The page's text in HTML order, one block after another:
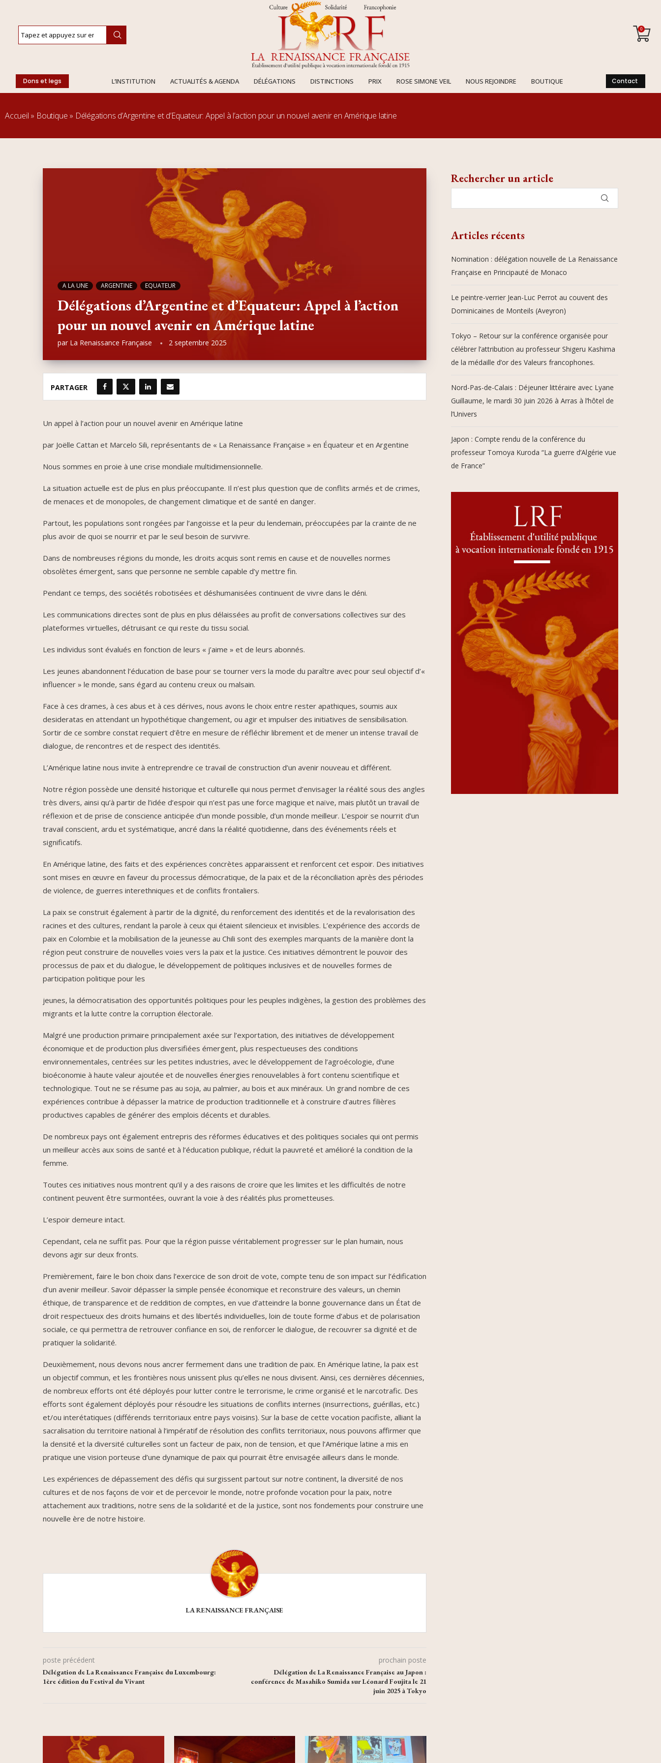
0
Dons et legs L’INSTITUTION ACTUALITÉS & AGENDA DÉLÉGATIONS DISTINCTIONS PRIX ROSE SIMONE VEIL NOUS REJOINDRE BOUTIQUE Contact
Accueil » Boutique » Délégations d’Argentine et d’Equateur: Appel à l’action pour un nouvel avenir en Amérique latine
A LA UNE ARGENTINE EQUATEUR
Délégations d’Argentine et d’Equateur: Appel à l’action
pour un nouvel avenir en Amérique latine
par La Renaissance Française 2 septembre 2025
PARTAGER
Un appel à l’action pour un nouvel avenir en Amérique latine
par Joëlle Cattan et Marcelo Sili, représentants de « La Renaissance Française » en Équateur et en Argentine
Nous sommes en proie à une crise mondiale multidimensionnelle.
La situation actuelle est de plus en plus préoccupante. Il n’est plus question que de conflits armés et de crimes,
de menaces et de monopoles, de changement climatique et de santé en danger.
Partout, les populations sont rongées par l’angoisse et la peur du lendemain, préoccupées par la crainte de ne
plus avoir de quoi se nourrir et par le seul besoin de survivre.
Dans de nombreuses régions du monde, les droits acquis sont remis en cause et de nouvelles normes
obsolètes émergent, sans que personne ne semble capable d’y mettre fin.
Pendant ce temps, des sociétés robotisées et déshumanisées continuent de vivre dans le déni.
Les communications directes sont de plus en plus délaissées au profit de conversations collectives sur des
plateformes virtuelles, détruisant ce qui reste du tissu social.
Les individus sont évalués en fonction de leurs « j’aime » et de leurs abonnés.
Les jeunes abandonnent l’éducation de base pour se tourner vers la mode du paraître avec pour seul objectif d’«
influencer » le monde, sans égard au contenu creux ou malsain.
Face à ces drames, à ces abus et à ces dérives, nous avons le choix entre rester apathiques, soumis aux
desideratas en attendant un hypothétique changement, ou agir et impulser des initiatives de sensibilisation.
Sortir de ce sombre constat requiert d’être en mesure de réfléchir librement et de mener un intense travail de
dialogue, de rencontres et de respect des identités.
L’Amérique latine nous invite à entreprendre ce travail de construction d’un avenir nouveau et différent.
Notre région possède une densité historique et culturelle qui nous permet d’envisager la réalité sous des angles
très divers, ainsi qu’à partir de l’idée d’espoir qui n’est pas une force magique et naïve, mais plutôt un travail de
réflexion et de prise de conscience anticipée d’un monde possible, d’un monde meilleur. L’espoir se nourrit d’un
travail conscient, ardu et systématique, ancré dans la réalité quotidienne, dans des événements réels et
significatifs.
En Amérique latine, des faits et des expériences concrètes apparaissent et renforcent cet espoir. Des initiatives
sont mises en œuvre en faveur du processus démocratique, de la paix et de la réconciliation après des périodes
de violence, de guerres interethniques et de conflits frontaliers.
La paix se construit également à partir de la dignité, du renforcement des identités et de la revalorisation des
racines et des cultures, rendant la parole à ceux qui étaient silencieux et invisibles. L’expérience des accords de
paix en Colombie et la mobilisation de la jeunesse au Chili sont des exemples marquants de la manière dont la
région peut construire de nouvelles voies vers la paix et la justice. Ces initiatives démontrent le pouvoir des
processus de paix et du dialogue, le développement de politiques inclusives et de nouvelles formes de
participation politique pour les
jeunes, la démocratisation des opportunités politiques pour les peuples indigènes, la gestion des problèmes des
migrants et la lutte contre la corruption électorale.
Malgré une production primaire principalement axée sur l’exportation, des initiatives de développement
économique et de production plus diversifiées émergent, plus respectueuses des conditions
environnementales, centrées sur les petites industries, avec le développement de l’agroécologie, d’une
bioéconomie à haute valeur ajoutée et de nouvelles énergies renouvelables à fort contenu scientifique et
technologique. Tout ne se résume pas au soja, au palmier, au bois et aux minéraux. Un grand nombre de ces
expériences contribue à dépasser la matrice de production traditionnelle et à construire d’autres filières
productives capables de générer des emplois décents et durables.
De nombreux pays ont également entrepris des réformes éducatives et des politiques sociales qui ont permis
un meilleur accès aux soins de santé et à l’éducation publique, réduit la pauvreté et amélioré la condition de la
femme.
Toutes ces initiatives nous montrent qu’il y a des raisons de croire que les limites et les difficultés de notre
continent peuvent être surmontées, ouvrant la voie à des réalités plus prometteuses.
L’espoir demeure intact.
Cependant, cela ne suffit pas. Pour que la région puisse véritablement progresser sur le plan humain, nous
devons agir sur deux fronts.
Premièrement, faire le bon choix dans l’exercice de son droit de vote, compte tenu de son impact sur l’édification
d’un avenir meilleur. Savoir dépasser la simple pensée économique et reconstruire des valeurs, un chemin
éthique, de transparence et de reddition de comptes, en vue d’atteindre la bonne gouvernance dans un État de
droit respectueux des droits humains et des libertés individuelles, loin de toute forme d’abus et de polarisation
sociale, ce qui permettra de retrouver confiance en soi, de renforcer le dialogue, de recouvrer sa dignité et de
pratiquer la solidarité.
Deuxièmement, nous devons nous ancrer fermement dans une tradition de paix. En Amérique latine, la paix est
un objectif commun, et les frontières nous unissent plus qu’elles ne nous divisent. Ainsi, ces dernières décennies,
de nombreux efforts ont été déployés pour lutter contre le terrorisme, le crime organisé et le narcotrafic. Des
efforts sont également déployés pour résoudre les situations de conflits internes (insurrections, guérillas, etc.)
et/ou interétatiques (différends territoriaux entre pays voisins). Sur la base de cette vocation pacifiste, alliant la
sacralisation du territoire national à l’impératif de résolution des conflits territoriaux, nous pouvons affirmer que
la densité et la diversité culturelles sont un facteur de paix, non de tension, et que l’Amérique latine a mis en
pratique une vision porteuse d’une dynamique de paix qui pourrait être envisagée ailleurs dans le monde.
Les expériences de dépassement des défis qui surgissent partout sur notre continent, la diversité de nos
cultures et de nos façons de voir et de percevoir le monde, notre profonde vocation pour la paix, notre
attachement aux traditions, notre sens de la solidarité et de la justice, sont nos fondements pour construire une
nouvelle ère de notre histoire.
LA RENAISSANCE FRANÇAISE
poste précédent
Délégation de La Renaissance Française du Luxembourg:
1ère édition du Festival du Vivant
prochain poste
Délégation de La Renaissance Française au Japon :
conférence de Masahiko Sumida sur Léonard Foujita le 21
juin 2025 à Tokyo
Rechercher un article
Articles récents
Nomination : délégation nouvelle de La Renaissance
Française en Principauté de Monaco
Le peintre-verrier Jean-Luc Perrot au couvent des
Dominicaines de Monteils (Aveyron)
Tokyo – Retour sur la conférence organisée pour
célébrer l’attribution au professeur Shigeru Kashima
de la médaille d’or des Valeurs francophones.
Nord-Pas-de-Calais : Déjeuner littéraire avec Lyane
Guillaume, le mardi 30 juin 2026 à Arras à l’hôtel de
l’Univers
Japon : Compte rendu de la conférence du
professeur Tomoya Kuroda “La guerre d’Algérie vue
de France”